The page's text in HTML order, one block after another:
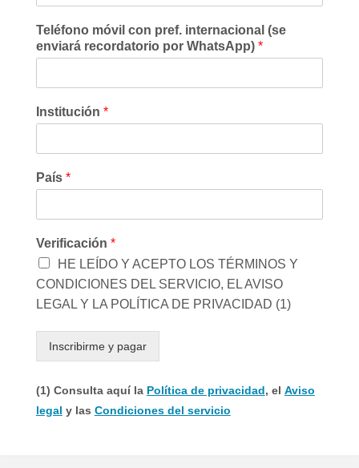
Teléfono móvil con pref. internacional (se
enviará recordatorio por WhatsApp) *
Institución *
País *
Verificación *
HE LEÍDO Y ACEPTO LOS TÉRMINOS Y
CONDICIONES DEL SERVICIO, EL AVISO
LEGAL Y LA POLÍTICA DE PRIVACIDAD (1)
Inscribirme y pagar
(1) Consulta aquí la Política de privacidad, el Aviso
legal y las Condiciones del servicio